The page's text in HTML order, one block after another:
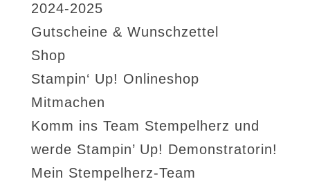
2024-2025
Gutscheine & Wunschzettel
Shop
Stampin‘ Up! Onlineshop
Mitmachen
Komm ins Team Stempelherz und
werde Stampin’ Up! Demonstratorin!
Mein Stempelherz-Team